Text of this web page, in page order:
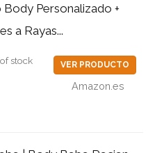
Personalizado +
a Rayas...
stock VER PRODUCTO
Amazon.es